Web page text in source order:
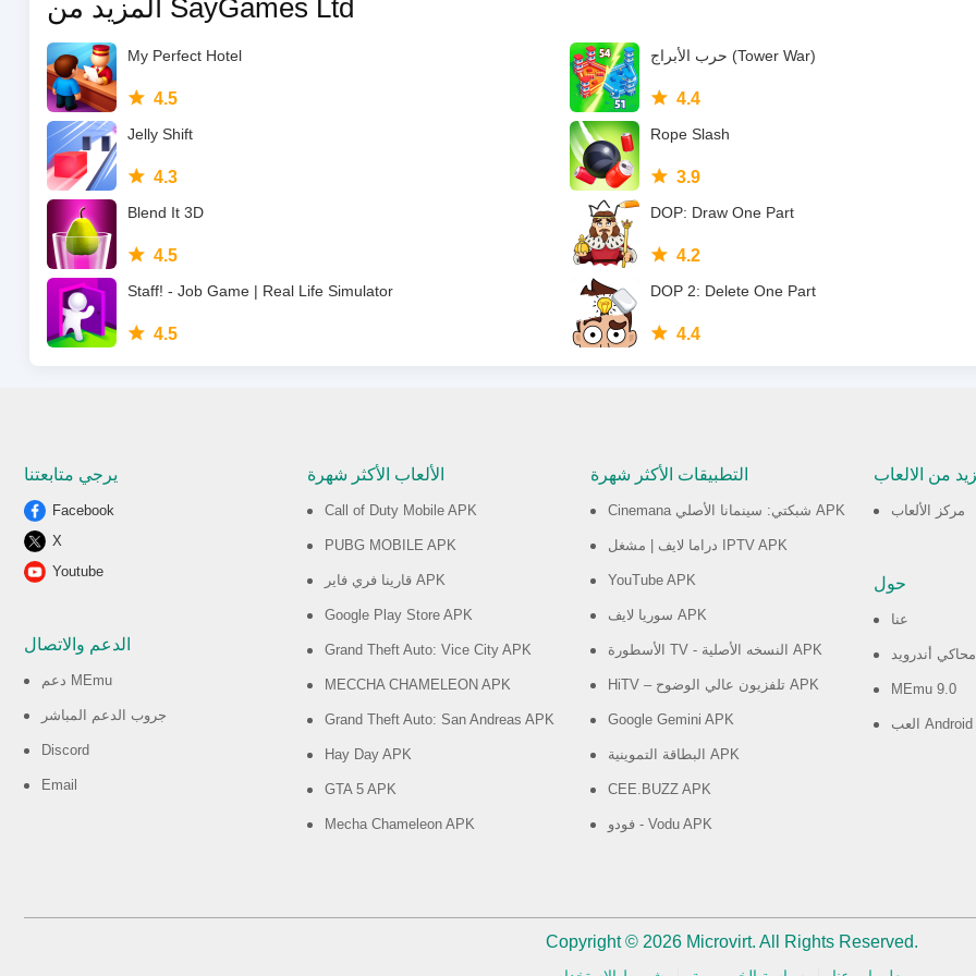
المزيد من SayGames Ltd
My Perfect Hotel
4.5
حرب الأبراج (Tower War)
4.4
Jelly Shift
4.3
Rope Slash
3.9
Blend It 3D
4.5
DOP: Draw One Part
4.2
Staff! - Job Game | Real Life Simulator
4.5
DOP 2: Delete One Part
4.4
يرجي متابعتنا
Facebook
X
Youtube
الدعم والاتصال
دعم MEmu
جروب الدعم المباشر
Discord
Email
الألعاب الأكثر شهرة
Call of Duty Mobile APK
PUBG MOBILE APK
قارينا فري فاير APK
Google Play Store APK
Grand Theft Auto: Vice City APK
MECCHA CHAMELEON APK
Grand Theft Auto: San Andreas APK
Hay Day APK
GTA 5 APK
Mecha Chameleon APK
التطبيقات الأكثر شهرة
Cinemana شبكتي: سينمانا الأصلي APK
دراما لايف | مشغل IPTV APK
YouTube APK
سوريا لايف APK
الأسطورة TV - النسخه الأصلية APK
HiTV – تلفزيون عالي الوضوح APK
Google Gemini APK
البطاقة التموينية APK
CEE.BUZZ APK
فودو - Vodu APK
من الالعاب
مركز الألعاب
حول
عنا
محاكي أندرويد
MEmu 9.0
Copyright © 2026 Microvirt. All Rights Reserved.